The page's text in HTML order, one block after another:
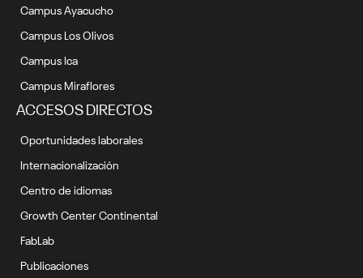
Campus Ayacucho
Campus Los Olivos
Campus Ica
Campus Miraflores
ACCESOS DIRECTOS
Oportunidades laborales
Internacionalización
Centro de idiomas
Growth Center Continental
FabLab
Publicaciones